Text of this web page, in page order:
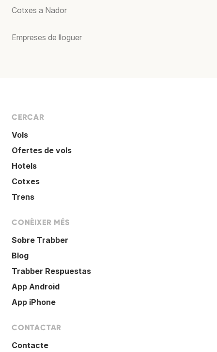
Cotxes a Nador
Empreses de lloguer
CERCAR
Vols
Ofertes de vols
Hotels
Cotxes
Trens
CONÈIXER MÉS
Sobre Trabber
Blog
Trabber Respuestas
App Android
App iPhone
CONTACTAR
Contacte